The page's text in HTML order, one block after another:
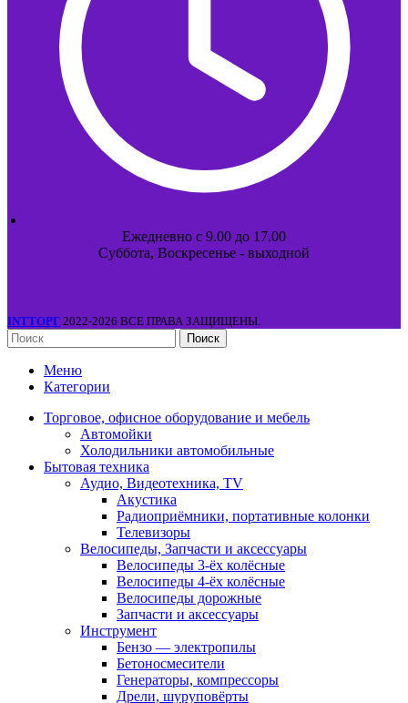
Ежедневно с 9.00 до 17.00
Суббота, Воскресенье - выходной
INTТОРГ 2022-2026 ВСЕ ПРАВА ЗАЩИЩЕНЫ.
Поиск
Меню
Категории
Торговое, офисное оборудование и мебель
Автомойки
Холодильники автомобильные
Бытовая техника
Аудио, Видеотехника, TV
Акустика
Радиоприёмники, портативные колонки
Телевизоры
Велосипеды, Запчасти и аксессуары
Велосипеды 3-ёх колёсные
Велосипеды 4-ёх колёсные
Велосипеды дорожные
Запчасти и аксессуары
Инструмент
Бензо — электропилы
Бетоносмесители
Генераторы, компрессоры
Дрели, шуруповёрты